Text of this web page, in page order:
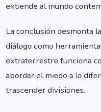
extiende al mundo
La conclusión desmonta
diálogo como
extraterrestre funciona
abordar el miedo a lo
trascender divisiones.